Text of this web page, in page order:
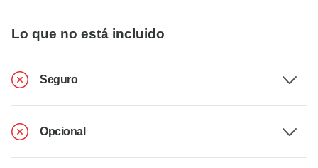
Lo que no está incluido
Seguro
Opcional